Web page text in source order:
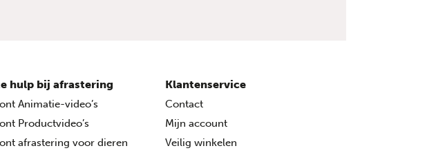
hulp bij afrastering
Animatie-video’s
Productvideo’s
afrastering voor dieren
Klantenservice
Contact
Mijn account
Veilig winkelen